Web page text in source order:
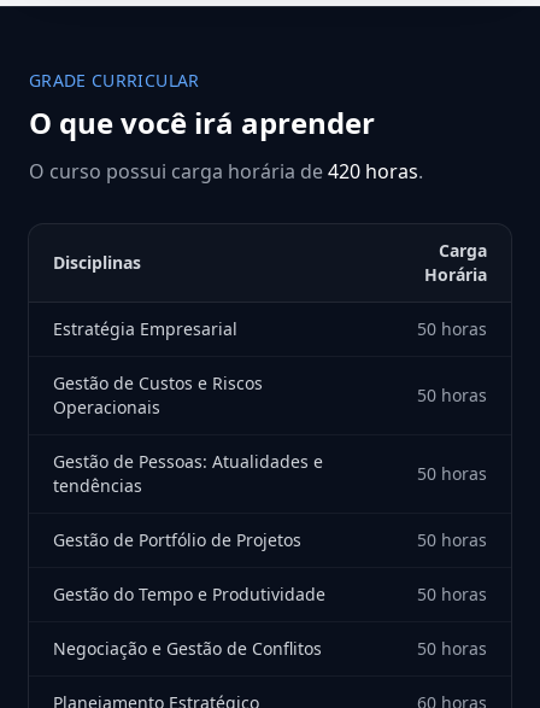
GRADE CURRICULAR
O que você irá aprender
O curso possui carga horária de420 horas.
Disciplinas
Carga
Horária
Estratégia Empresarial 50 horas
Gestão de Custos e Riscos
Operacionais
50 horas
Gestão de Pessoas: Atualidades e
tendências
50 horas
Gestão de Portfólio de Projetos 50 horas
Gestão do Tempo e Produtividade 50 horas
Negociação e Gestão de Conflitos 50 horas
Planejamento Estratégico 60 horas